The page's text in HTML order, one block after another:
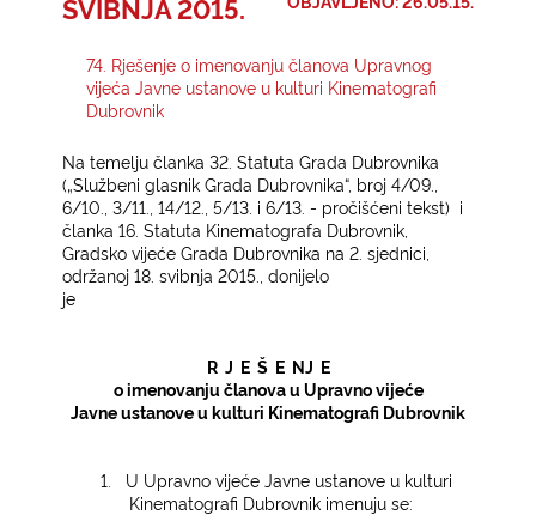
E-USLUGE
SVIBNJA 2015.
74. Rješenje o imenovanju članova Upravnog
vijeća Javne ustanove u kulturi Kinematografi
Dubrovnik
Na temelju članka 32. Statuta Grada Dubrovnika
(„Službeni glasnik Grada Dubrovnika“, broj 4/09.,
6/10., 3/11., 14/12., 5/13. i 6/13. - pročišćeni tekst) i
članka 16. Statuta Kinematografa Dubrovnik,
Gradsko vijeće Grada Dubrovnika na 2. sjednici,
održanoj 18. svibnja 2015., donijelo
je
R J E Š E NJ E
o imenovanju članova u Upravno vijeće
Javne ustanove u kulturi Kinematografi Dubrovnik
1.
U Upravno vijeće Javne ustanove u kulturi
Kinematografi Dubrovnik imenuju se: